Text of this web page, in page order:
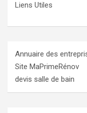
Liens Utiles
Annuaire des
Site MaPrimeRénov
devis salle de bain